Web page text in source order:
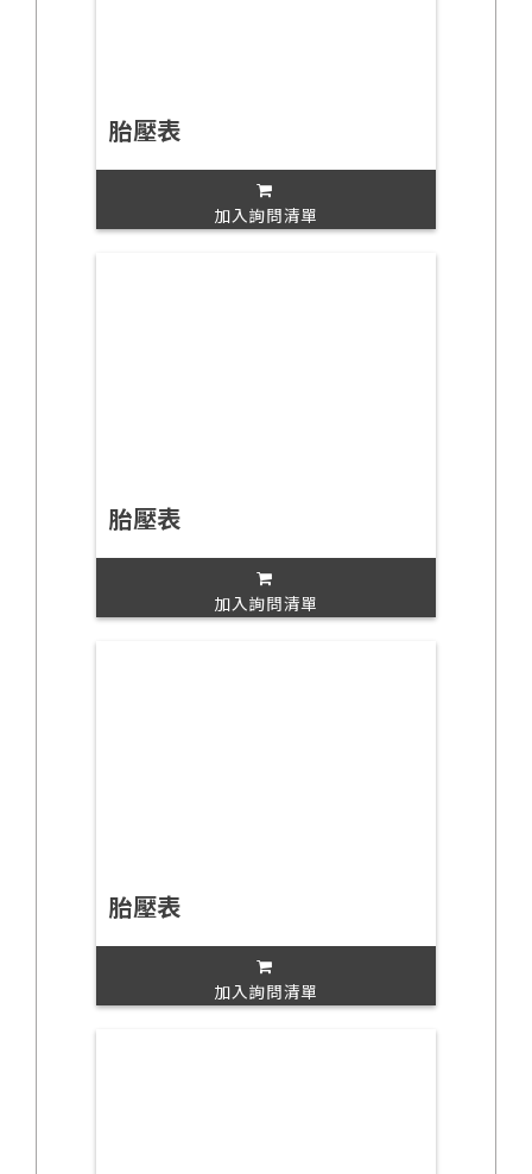
胎壓表
加入詢問清單
胎壓表
加入詢問清單
胎壓表
加入詢問清單